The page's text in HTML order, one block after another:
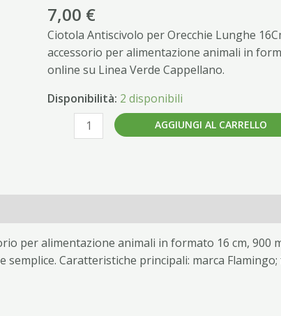
7,00 €
Ciotola Antiscivolo per Orecchie Lunghe
accessorio per alimentazione animali in
online su Linea Verde Cappellano.
Disponibilità: 2 disponibili
900ML
quantità
AGGIUNGI AL CARRELLO
per alimentazione animali in formato 16 cm, 900
Caratteristiche principali: marca Flamingo;